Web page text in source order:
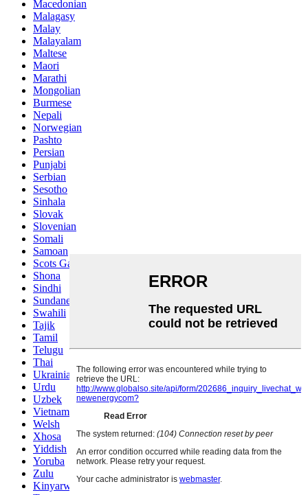
Macedonian
Malagasy
Malay
Malayalam
Maltese
Maori
Marathi
Mongolian
Burmese
Nepali
Norwegian
Pashto
Persian
Punjabi
Serbian
Sesotho
Sinhala
Slovak
Slovenian
Somali
Samoan
Scots Gaelic
Shona
Sindhi
Sundanese
Swahili
Tajik
Tamil
Telugu
Thai
Ukrainian
Urdu
Uzbek
Vietnamese
Welsh
Xhosa
Yiddish
Yoruba
Zulu
Kinyarwanda